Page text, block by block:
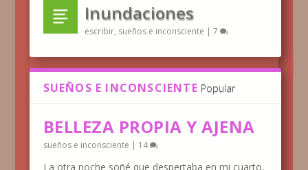
Inundaciones
escribir, sueños e inconsciente | 7
SUEÑOS E INCONSCIENTE Popular
BELLEZA PROPIA Y AJENA
sueños e inconsciente | 14
La otra noche soñé que despertaba en mi cuarto,